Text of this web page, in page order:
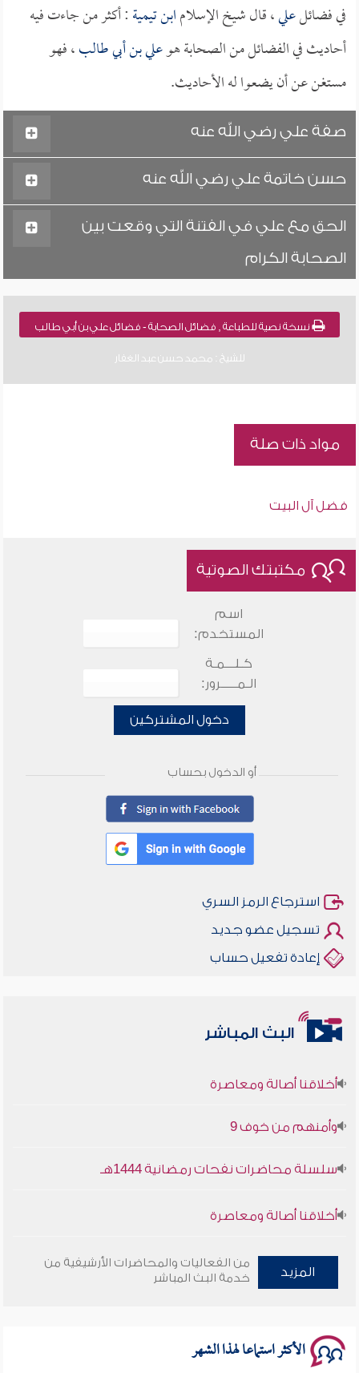
في فضائلعلي، قال شيخ الإسلامابن تيمية: أكثر من جاءت فيه
أحاديث في الفضائل من الصحابة هوعلي بن أبي طالب، فهو
مستغن عن أن يضعوا له الأحاديث.
صفة علي رضي الله عنه
حسن خاتمة علي رضي الله عنه
الحق مع علي في الفتنة التي وقعت بين
الصحابة الكرام
نسخة نصية للطباعة , فضائل الصحابة - فضائل علي بن أبي طالب
للشيخ : محمد حسن عبد الغفار
مواد ذات صلة
فضل آل البيت
مكتبتك الصوتية
اسم
المستخدم:
كـلـــمـة
الـمـــــرور:
دخول المشتركين
أو الدخول بحساب
استرجاع الرمز السري
تسجيل عضو جديد
إعادة تفعيل حساب
البث المباشر
سلسلة محاضرات نفحات رمضانية 1444هـ
المزيد
من الفعاليات والمحاضرات الأرشيفية من
خدمة البث المباشر
الأكثر استماعا لهذا الشهر